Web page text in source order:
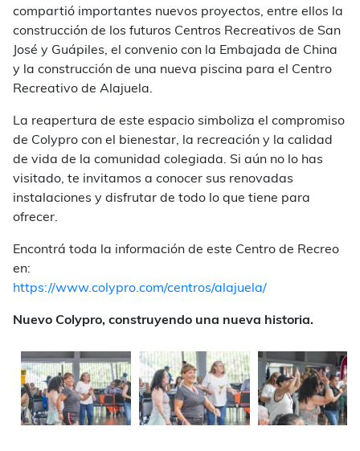
compartió importantes nuevos proyectos, entre ellos la
construcción de los futuros Centros Recreativos de San
José y Guápiles, el convenio con la Embajada de China
y la construcción de una nueva piscina para el Centro
Recreativo de Alajuela.
La reapertura de este espacio simboliza el compromiso
de Colypro con el bienestar, la recreación y la calidad
de vida de la comunidad colegiada. Si aún no lo has
visitado, te invitamos a conocer sus renovadas
instalaciones y disfrutar de todo lo que tiene para
ofrecer.
Encontrá toda la información de este Centro de Recreo
en:
https://www.colypro.com/centros/alajuela/
Nuevo Colypro, construyendo una nueva historia.